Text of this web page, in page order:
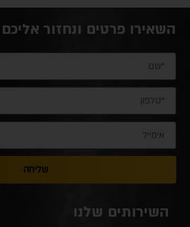
השאירו פרטים ונחזור אליכם
שליחה
השירותים שלנו